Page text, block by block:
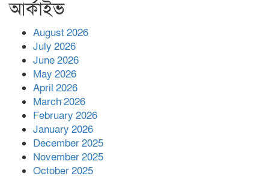
আর্কাইভ
August 2026
July 2026
June 2026
May 2026
April 2026
March 2026
February 2026
January 2026
December 2025
November 2025
October 2025